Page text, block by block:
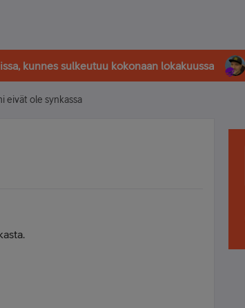
kunnes sulkeutuu kokonaan lokakuussa
eivät ole synkassa